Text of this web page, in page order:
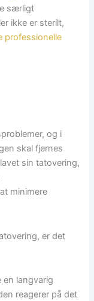
særligt
ikke er sterilt,
professionelle
og i
skal fjernes
sin tatovering,
minimere
er det
langvarig
reagerer på det